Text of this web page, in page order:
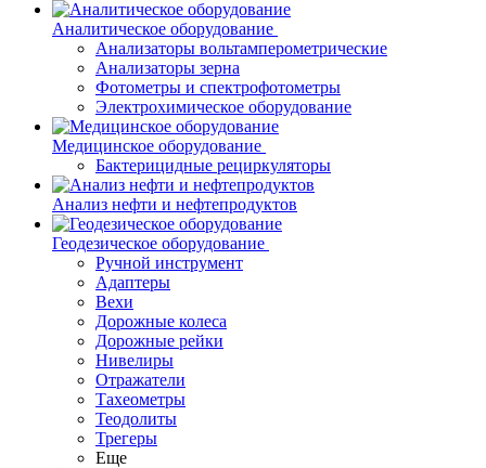
Аналитическое оборудование
Анализаторы вольтамперометрические
Анализаторы зерна
Фотометры и спектрофотометры
Электрохимическое оборудование
Медицинское оборудование
Бактерицидные рециркуляторы
Анализ нефти и нефтепродуктов
Геодезическое оборудование
Ручной инструмент
Адаптеры
Вехи
Дорожные колеса
Дорожные рейки
Нивелиры
Отражатели
Тахеометры
Теодолиты
Трегеры
Еще